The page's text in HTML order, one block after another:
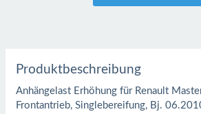
Produktbeschreibung
Anhängelast Erhöhung für Renault
Frontantrieb, Singlebereifung, Bj.